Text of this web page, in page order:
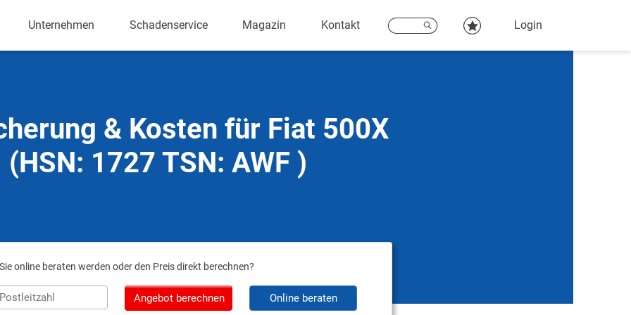
Unternehmen Schadenservice Magazin Kontakt Login
& Kosten für Fiat 500X
(HSN: 1727 TSN: AWF )
online beraten werden oder den Preis direkt berechnen?
Angebot berechnen Online beraten